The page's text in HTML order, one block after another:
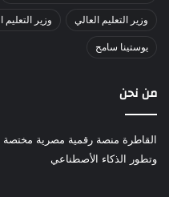
وزير التعليم العالي وزير
يوستينا سامح
من نحن
القاطرة منصة رقمية مصرية مختصة
وتطور الذكاء الأصطناعي